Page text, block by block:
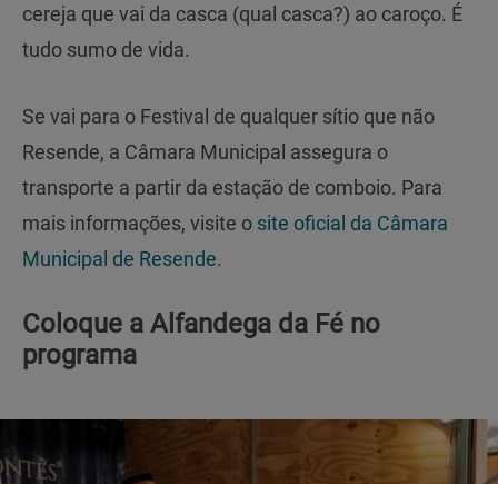
cereja que vai da casca (qual casca?) ao caroço. É
tudo sumo de vida.
Se vai para o Festival de qualquer sítio que não
Resende, a Câmara Municipal assegura o
transporte a partir da estação de comboio. Para
mais informações, visite o site oficial da Câmara
Municipal de Resende.
Coloque a Alfandega da Fé no
programa